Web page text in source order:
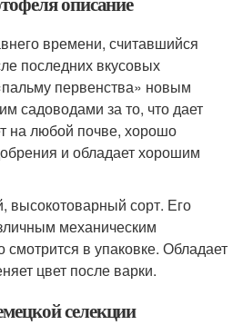
времени, считавшийся
последних вкусовых
первенства» новым
садоводами за то, что дает
на любой почве, хорошо
и обладает хорошим
высокотоварный сорт. Его
механическим
в упаковке. Обладает
цвет после варки.
селекции